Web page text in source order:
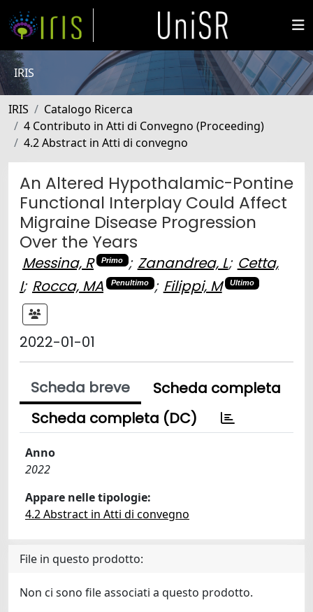
IRIS
IRIS
Catalogo Ricerca
4 Contributo in Atti di Convegno (Proceeding)
4.2 Abstract in Atti di convegno
An Altered Hypothalamic-Pontine
Functional Interplay Could Affect
Migraine Disease Progression
Over the Years
Messina, R Primo ; Zanandrea, L; Cetta,
I; Rocca, MA Penultimo ; Filippi, M Ultimo
2022-01-01
Scheda breve
Scheda completa
Scheda completa (DC)
Anno
2022
Appare nelle tipologie:
4.2 Abstract in Atti di convegno
File in questo prodotto:
Non ci sono file associati a questo prodotto.